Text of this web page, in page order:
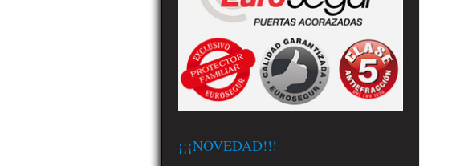
¡¡¡NOVEDAD!!!